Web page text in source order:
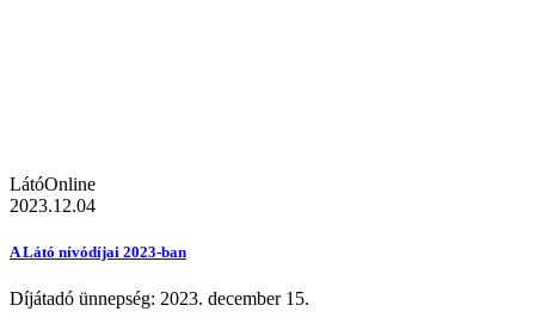
LátóOnline
2023.12.04
A Látó nívódíjai 2023-ban
Díjátadó ünnepség: 2023. december 15.